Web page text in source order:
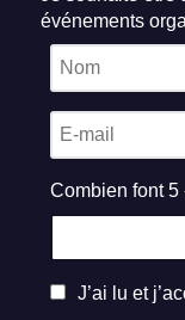
événements
Combien font 5
J’ai lu et